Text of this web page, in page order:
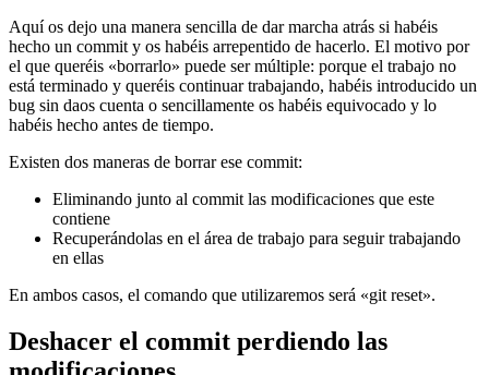
Aquí os dejo una manera sencilla de dar marcha atrás si habéis
hecho un commit y os habéis arrepentido de hacerlo. El motivo por
el que queréis «borrarlo» puede ser múltiple: porque el trabajo no
está terminado y queréis continuar trabajando, habéis introducido un
bug sin daos cuenta o sencillamente os habéis equivocado y lo
habéis hecho antes de tiempo.
Existen dos maneras de borrar ese commit:
Eliminando junto al commit las modificaciones que este
contiene
Recuperándolas en el área de trabajo para seguir trabajando
en ellas
En ambos casos, el comando que utilizaremos será «git reset».
Deshacer el commit perdiendo las